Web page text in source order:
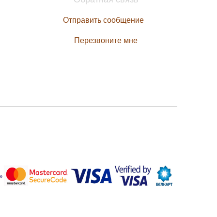
Отправить сообщение
Перезвоните мне